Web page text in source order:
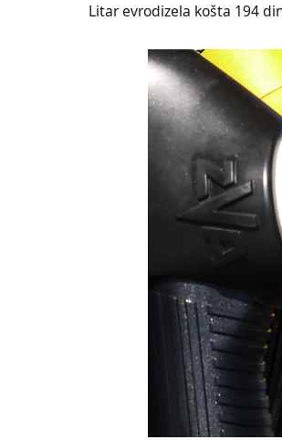
Litar evrodizela košta 194